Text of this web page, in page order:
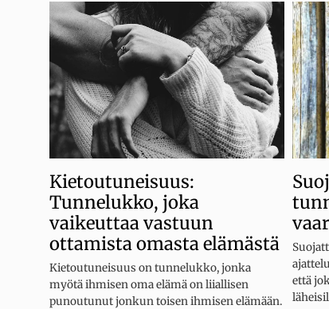
Kietoutuneisuus:
Tunnelukko, joka
vaikeuttaa vastuun
ottamista omasta elämästä
Kietoutuneisuus on tunnelukko, jonka
myötä ihmisen oma elämä on liiallisen
punoutunut jonkun toisen ihmisen elämään.
että